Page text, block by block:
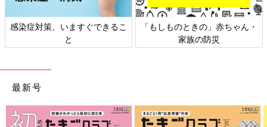
「もしものときの」赤ちゃん・
家族の防災
日本外来小児科学会リーフレッ
ト検討会
最新号